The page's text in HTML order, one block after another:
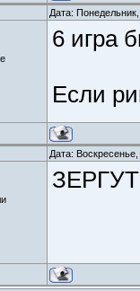
Дата:
6 игра
Если
Дата:
ЗЕРГУТ